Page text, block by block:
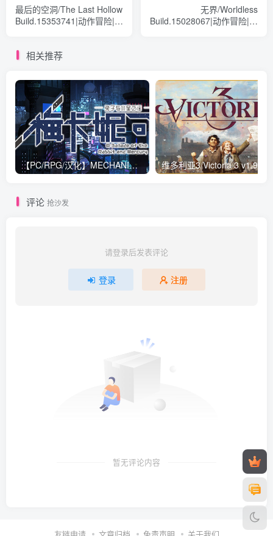
最后的空洞/The Last Hollow
Build.15353741|动作冒险|容
无界/Worldless
Build.15028067|动作冒险|容
相关推荐
【PC/RPG/汉化】MECHANICA—兔子和水星之歌 STEAM官方中文版【2.7G】
评论 抢沙发
请登录后发表评论
登录 注册
暂无评论内容
友链申请 文章归档 免责声明 关于我们